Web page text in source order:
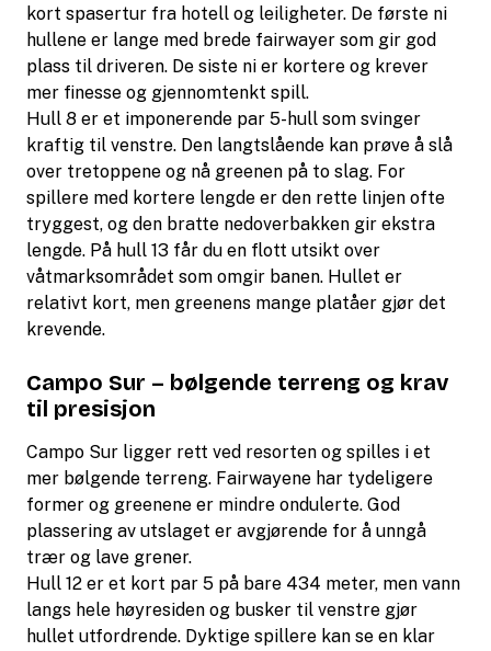
kort spasertur fra hotell og leiligheter. De første ni
hullene er lange med brede fairwayer som gir god
plass til driveren. De siste ni er kortere og krever
mer finesse og gjennomtenkt spill.
Hull 8 er et imponerende par 5-hull som svinger
kraftig til venstre. Den langtslående kan prøve å slå
over tretoppene og nå greenen på to slag. For
spillere med kortere lengde er den rette linjen ofte
tryggest, og den bratte nedoverbakken gir ekstra
lengde. På hull 13 får du en flott utsikt over
våtmarksområdet som omgir banen. Hullet er
relativt kort, men greenens mange platåer gjør det
krevende.
Campo Sur – bølgende terreng og krav
til presisjon
Campo Sur ligger rett ved resorten og spilles i et
mer bølgende terreng. Fairwayene har tydeligere
former og greenene er mindre ondulerte. God
plassering av utslaget er avgjørende for å unngå
trær og lave grener.
Hull 12 er et kort par 5 på bare 434 meter, men vann
langs hele høyresiden og busker til venstre gjør
hullet utfordrende. Dyktige spillere kan se en klar